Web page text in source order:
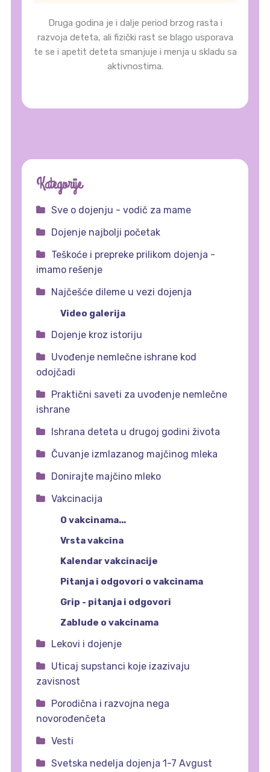
Druga godina je i dalje period brzog rasta i
razvoja deteta, ali fizički rast se blago usporava
te se i apetit deteta smanjuje i menja u skladu sa
aktivnostima.
Kategorije
Sve o dojenju - vodič za mame
Dojenje najbolji početak
Teškoće i prepreke prilikom dojenja -
imamo rešenje
Najčešće dileme u vezi dojenja
Video galerija
Dojenje kroz istoriju
Uvođenje nemlečne ishrane kod
odojčadi
Praktični saveti za uvođenje nemlečne
ishrane
Ishrana deteta u drugoj godini života
Čuvanje izmlazanog majčinog mleka
Donirajte majčino mleko
Vakcinacija
O vakcinama...
Vrsta vakcina
Kalendar vakcinacije
Pitanja i odgovori o vakcinama
Grip - pitanja i odgovori
Zablude o vakcinama
Lekovi i dojenje
Uticaj supstanci koje izazivaju
zavisnost
Porodična i razvojna nega
novorođenčeta
Vesti
Svetska nedelja dojenja 1-7 Avgust